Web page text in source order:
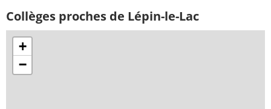
Collèges proches de Lépin-le-Lac
+
−